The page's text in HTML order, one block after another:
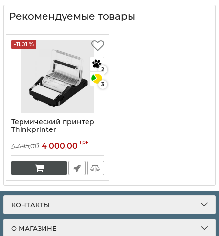
Рекомендуемые товары
-11.01 %
2
3
Термический принтер
Thinkprinter
4 495,00 4 000,00 грн
КОНТАКТЫ
О МАГАЗИНЕ